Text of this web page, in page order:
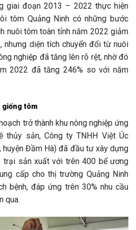
giai đoạn 2013 – 2022 thực hiện
tôm Quảng Ninh có những bước
nuôi tôm toàn tỉnh năm 2022 giảm
nhưng diện tích chuyển đổi từ nuôi
nghiệp đã tăng lên rõ rệt, nhờ đó
2022 đã tăng 246% so với năm
giống tôm
trở thành khu nông nghiệp ứng
thủy sản, Công ty TNHH Việt Úc
huyện Đầm Hà) đã đầu tư xây dựng
sản xuất với trên 400 bể ương
cấp cho thị trường Quảng Ninh
bệnh, đáp ứng trên 30% nhu cầu
qua.